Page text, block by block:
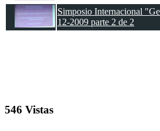
Simposio Internacional
12-2009 parte 2 de 2
546 Vistas